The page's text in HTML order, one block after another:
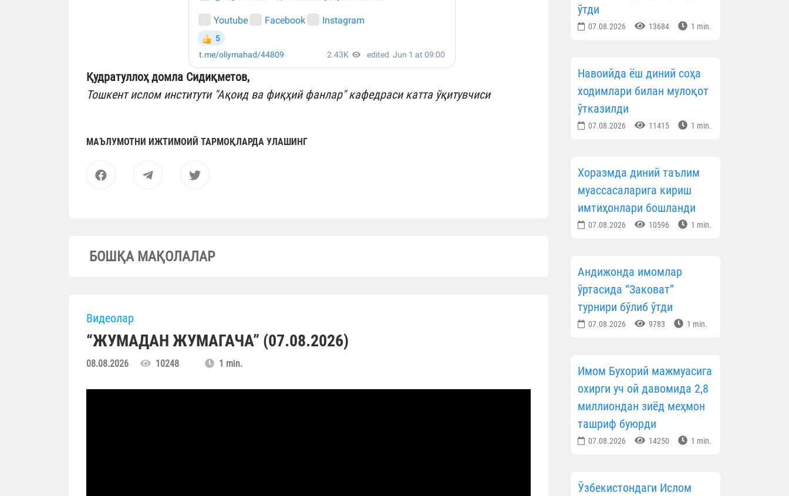
Қудратуллоҳ домла Сидиқметов,
Тошкент ислом институти "Ақоид ва фиқҳий фанлар" кафедраси катта ўқитувчиси
МАЪЛУМОТНИ ИЖТИМОИЙ ТАРМОҚЛАРДА УЛАШИНГ
БОШҚА МАҚОЛАЛАР
Видеолар
“ЖУМАДАН ЖУМАГАЧА” (07.08.2026)
08.08.2026 10248 1 min.
ўтди
07.08.2026 13684 1 min.
Навоийда ёш диний соҳа
ходимлари билан мулоқот
ўтказилди
07.08.2026 11415 1 min.
Хоразмда диний таълим
муассасаларига кириш
имтиҳонлари бошланди
07.08.2026 10596 1 min.
Андижонда имомлар
ўртасида “Заковат”
турнири бўлиб ўтди
07.08.2026 9783 1 min.
Имом Бухорий мажмуасига
охирги уч ой давомида 2,8
миллиондан зиёд меҳмон
ташриф буюрди
07.08.2026 14250 1 min.
Ўзбекистондаги Ислом